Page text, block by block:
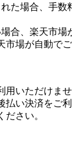
た場合、手
合、楽天市場
場が自動で
いただけませ
い決済をご
ださい。